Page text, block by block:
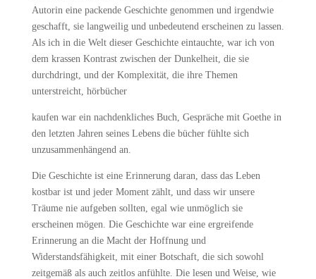
Autorin eine packende Geschichte genommen und irgendwie
geschafft, sie langweilig und unbedeutend erscheinen zu lassen.
Als ich in die Welt dieser Geschichte eintauchte, war ich von
dem krassen Kontrast zwischen der Dunkelheit, die sie
durchdringt, und der Komplexität, die ihre Themen
unterstreicht, hörbücher
kaufen war ein nachdenkliches Buch, Gespräche mit Goethe in
den letzten Jahren seines Lebens die bücher fühlte sich
unzusammenhängend an.
Die Geschichte ist eine Erinnerung daran, dass das Leben
kostbar ist und jeder Moment zählt, und dass wir unsere
Träume nie aufgeben sollten, egal wie unmöglich sie
erscheinen mögen. Die Geschichte war eine ergreifende
Erinnerung an die Macht der Hoffnung und
Widerstandsfähigkeit, mit einer Botschaft, die sich sowohl
zeitgemäß als auch zeitlos anfühlte. Die lesen und Weise, wie